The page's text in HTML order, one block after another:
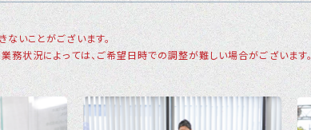
いことがございます。
務状況によっては、ご希望日時での調整が難しい場合がございます。